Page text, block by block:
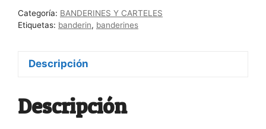
cantidad
Categoría: BANDERINES Y CARTELES
Etiquetas: banderin, banderines
Descripción
Descripción